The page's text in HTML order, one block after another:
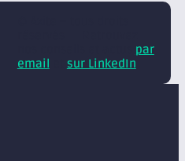
par
email
sur LinkedIn